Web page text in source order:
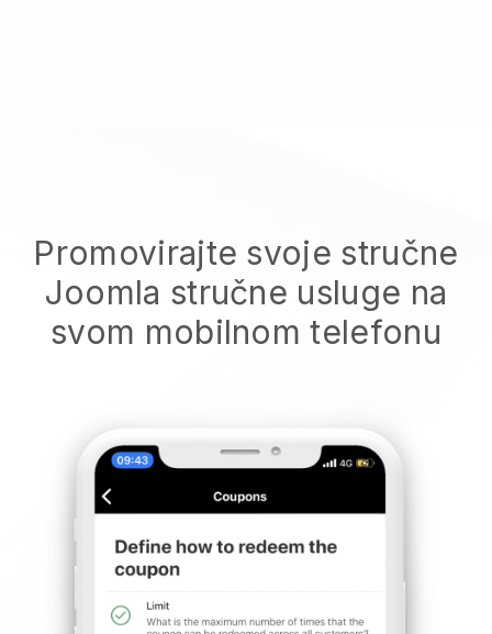
Promovirajte svoje stručne
Joomla stručne usluge na
svom mobilnom telefonu